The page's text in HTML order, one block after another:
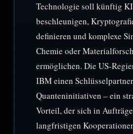
Technologie soll künftig
beschleunigen,
definieren und komplexe
Chemie oder
ermöglichen. Die US-
IBM einen
Quanteninitiativen – ein
Vorteil, der sich in
langfristigen